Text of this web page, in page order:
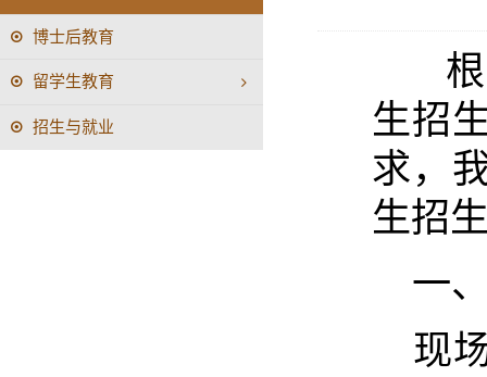
博士后教育
留学生教育
招生与就业
根
生招
求，
生招
一
现